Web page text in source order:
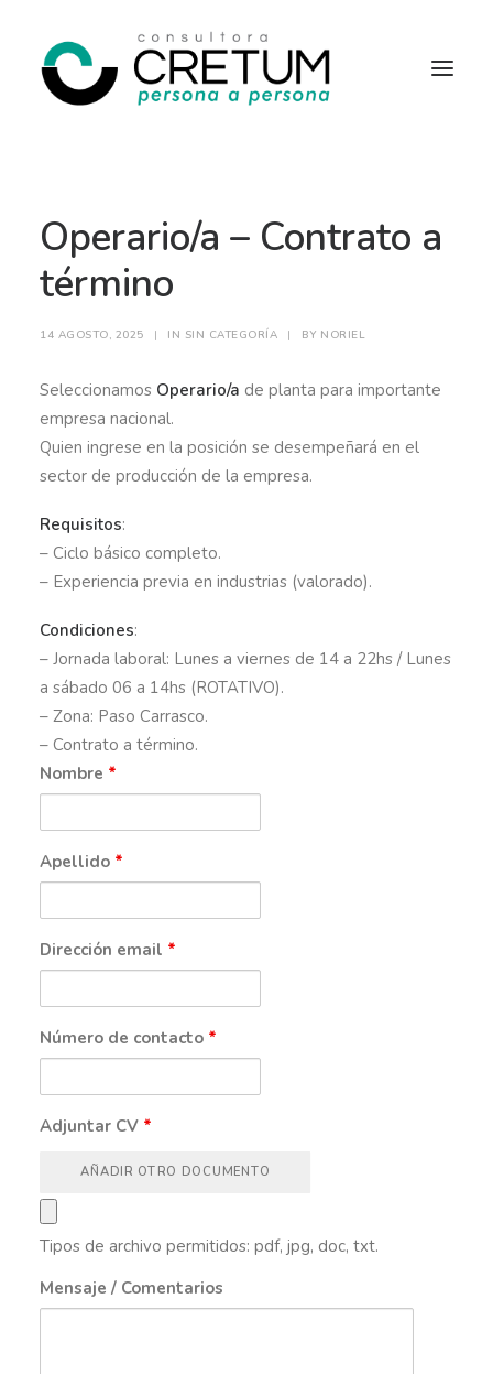
SERVICIOS
SOBRE NOSOTROS
CONTACTO
Operario/a – Contrato a
término
14 AGOSTO, 2025 | IN SIN CATEGORÍA | BY NORIEL
Seleccionamos Operario/a de planta para importante
empresa nacional.
Quien ingrese en la posición se desempeñará en el
sector de producción de la empresa.
Requisitos:
– Ciclo básico completo.
– Experiencia previa en industrias (valorado).
Condiciones:
– Jornada laboral: Lunes a viernes de 14 a 22hs / Lunes
a sábado 06 a 14hs (ROTATIVO).
– Zona: Paso Carrasco.
– Contrato a término.
Nombre *
Apellido *
Dirección email *
Número de contacto *
Adjuntar CV *
AÑADIR OTRO DOCUMENTO
Tipos de archivo permitidos: pdf, jpg, doc, txt.
Mensaje / Comentarios